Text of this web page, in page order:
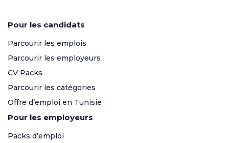
Pour les candidats
Parcourir les emplois
Parcourir les employeurs
CV Packs
Parcourir les catégories
Offre d’emploi en Tunisie
Pour les employeurs
Packs d’emploi